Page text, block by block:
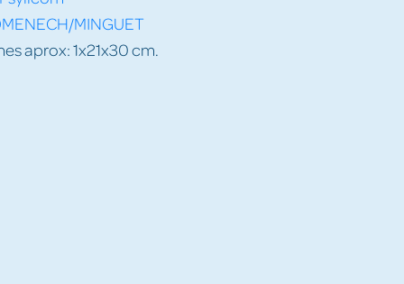
MINGUET
aprox: 1x21x30 cm.